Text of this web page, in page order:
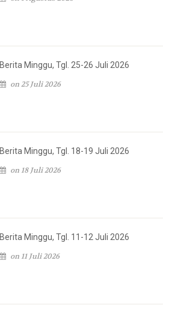
Berita Minggu, Tgl. 25-26 Juli 2026
on 25 Juli 2026
Berita Minggu, Tgl. 18-19 Juli 2026
on 18 Juli 2026
Berita Minggu, Tgl. 11-12 Juli 2026
on 11 Juli 2026